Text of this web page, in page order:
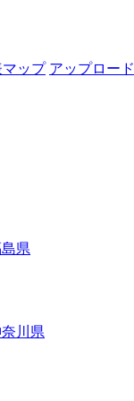
ップ アップロード
県
川県